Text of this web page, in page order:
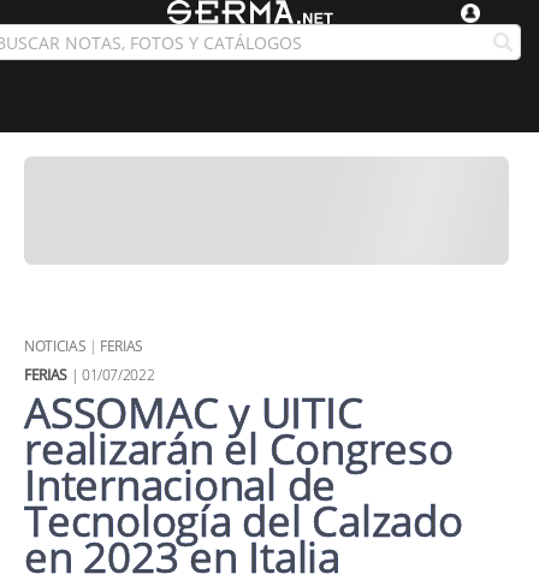
NOTICIAS | FERIAS
FERIAS| 01/07/2022
ASSOMAC y UITIC
realizarán el Congreso
Internacional de
Tecnología del Calzado
en 2023 en Italia